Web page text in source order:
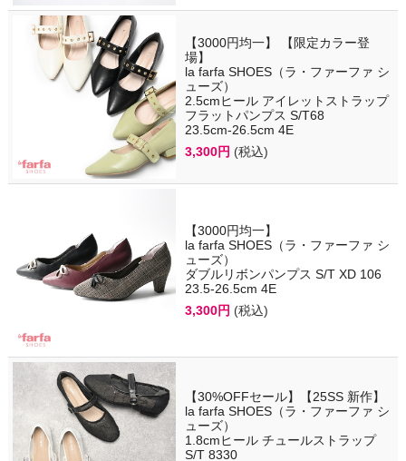
【3000円均一】 【限定カラー登
場】
la farfa SHOES（ラ・ファーファ シ
ューズ）
2.5cmヒール アイレットストラップ
フラットパンプス S/T68
23.5cm-26.5cm 4E
3,300円 (税込)
【3000円均一】
la farfa SHOES（ラ・ファーファ シ
ューズ）
ダブルリボンパンプス S/T XD 106
23.5-26.5cm 4E
3,300円 (税込)
【30%OFFセール】【25SS 新作】
la farfa SHOES（ラ・ファーファ シ
ューズ）
1.8cmヒール チュールストラップ
S/T 8330